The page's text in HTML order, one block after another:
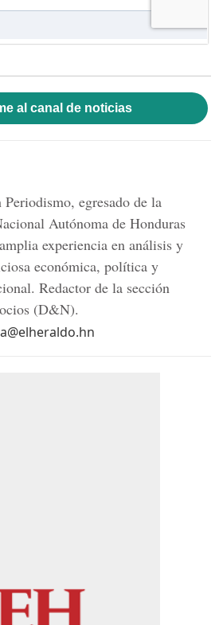
al canal de noticias
egresado de la
Autónoma de Honduras
experiencia en análisis y
económica, política y
Redactor de la sección
(D&N).